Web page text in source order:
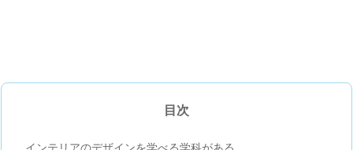
目次
インテリアのデザインを学べる学科がある